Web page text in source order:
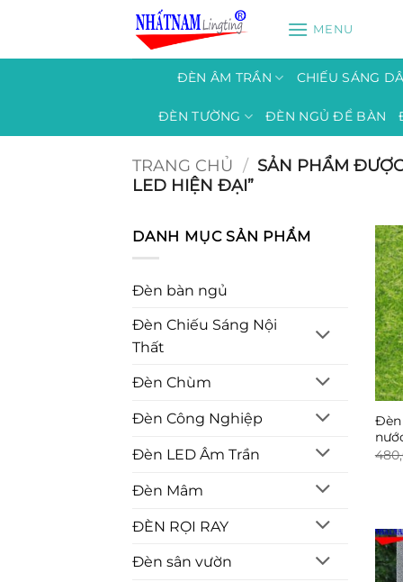
nội
MENU
ĐÈN ÂM TRẦN CHIẾU SÁNG
ĐÈN TƯỜNG ĐÈN NGỦ ĐỂ BÀN
TRANG CHỦ / SẢN PHẨM
LED HIỆN ĐẠI”
DANH MỤC SẢN PHẨM
Đèn bàn ngủ
Đèn Chiếu Sáng Nội
Thất
Đèn Chùm
Đèn Công Nghiệp
Đèn LED Âm Trần
Đèn Mâm
ĐÈN RỌI RAY
Đèn sân vườn
Đèn